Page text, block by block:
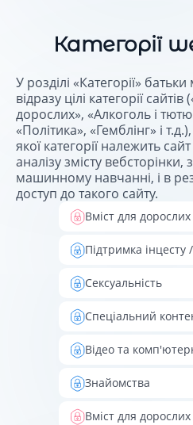
Вміст для дорослих
Підтримка інцесту
Сексуальність
Спеціальний
Відео та
Знайомства
Вміст для дорослих
Категорії
У розділі «Категорії»
відразу цілі категорії
дорослих», «Алкоголь і
«Політика», «Гемблінг» і
якої категорії належить
аналізу змісту
машинному навчанні, і в
доступ до такого сайту.